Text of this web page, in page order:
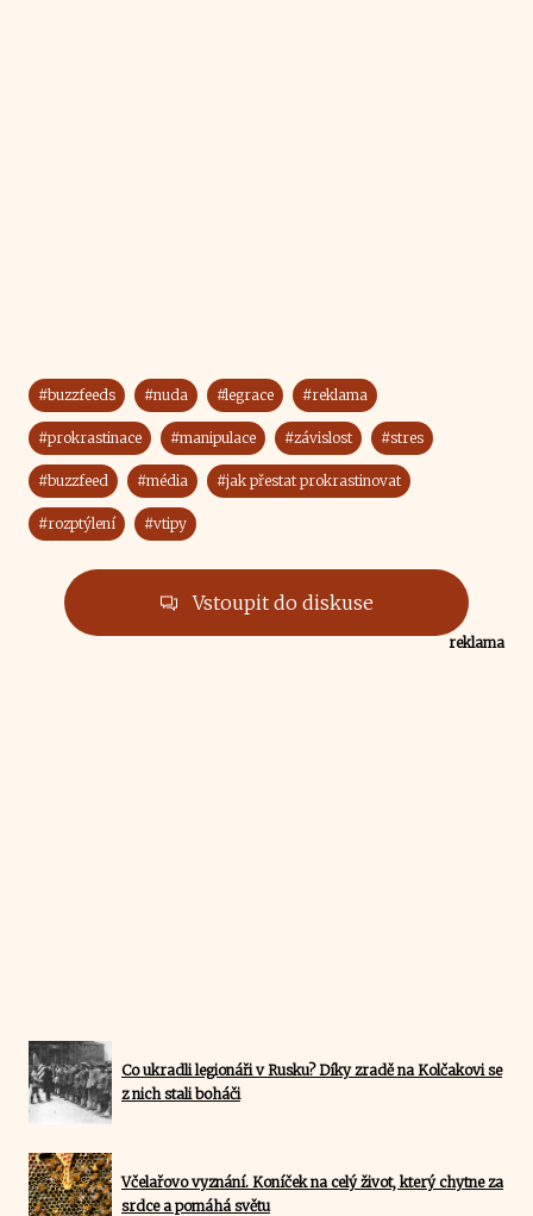
#buzzfeeds #nuda #legrace #reklama
#prokrastinace #manipulace #závislost #stres
#buzzfeed #média #jak přestat prokrastinovat
#rozptýlení #vtipy
Vstoupit do diskuse
reklama
Co ukradli legionáři v Rusku? Díky zradě na Kolčakovi se
z nich stali boháči
Včelařovo vyznání. Koníček na celý život, který chytne za
srdce a pomáhá světu